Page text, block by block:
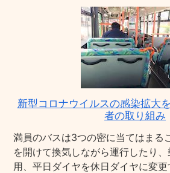
新型コロナウイルスの感染拡大
者の取り組み
満員のバスは3つの密に当てはまる
を開けて換気しながら運行したり
用、平日ダイヤを休日ダイヤに変